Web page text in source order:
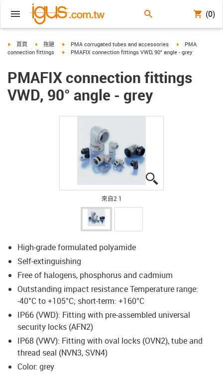
(0)
igus-icon-arrow-right
首頁 igus-icon-arrow-right
拖鏈 igus-icon-arrow-right
PMA corrugated tubes and accessories igus-icon-arrow-
PMA
connection fittings
igus-icon-arrow-right
PMAFIX connection fittings VWD, 90° angle - grey
PMAFIX connection fittings
VWD, 90° angle - grey
來自2 1
High-grade formulated polyamide
Self-extinguishing
Free of halogens, phosphorus and cadmium
Outstanding impact resistance Temperature range:
-40°C to +105°C; short-term: +160°C
IP66 (VWD): Fitting with pre-assembled universal
security locks (AFN2)
IP68 (VWV): Fitting with oval locks (OVN2), tube and
thread seal (NVN3, SVN4)
Color: grey